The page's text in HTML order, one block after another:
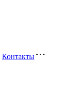
Контакты